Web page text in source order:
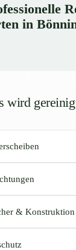
in
wird
& Konstruktion